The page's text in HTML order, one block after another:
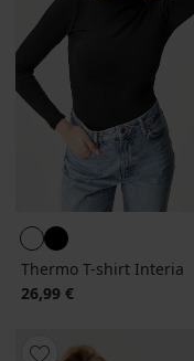
Thermo T-shirt Interia
26,99 €